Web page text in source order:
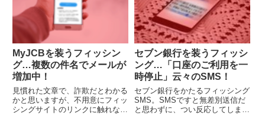
MyJCBを装うフィッシン
グ…複数の件名でメールが
増加中！
見慣れた文章で、詐欺だとわかる
かと思いますが、不用意にフィッ
シングサイトのリンクに触れない
セブン銀行を装うフィッシ
ング…「口座のご利用を一
時停止」云々のSMS！
セブン銀行をかたるフィッシング
SMS。SMSですと無差別送信だ
と思わずに、つい反応してしまう